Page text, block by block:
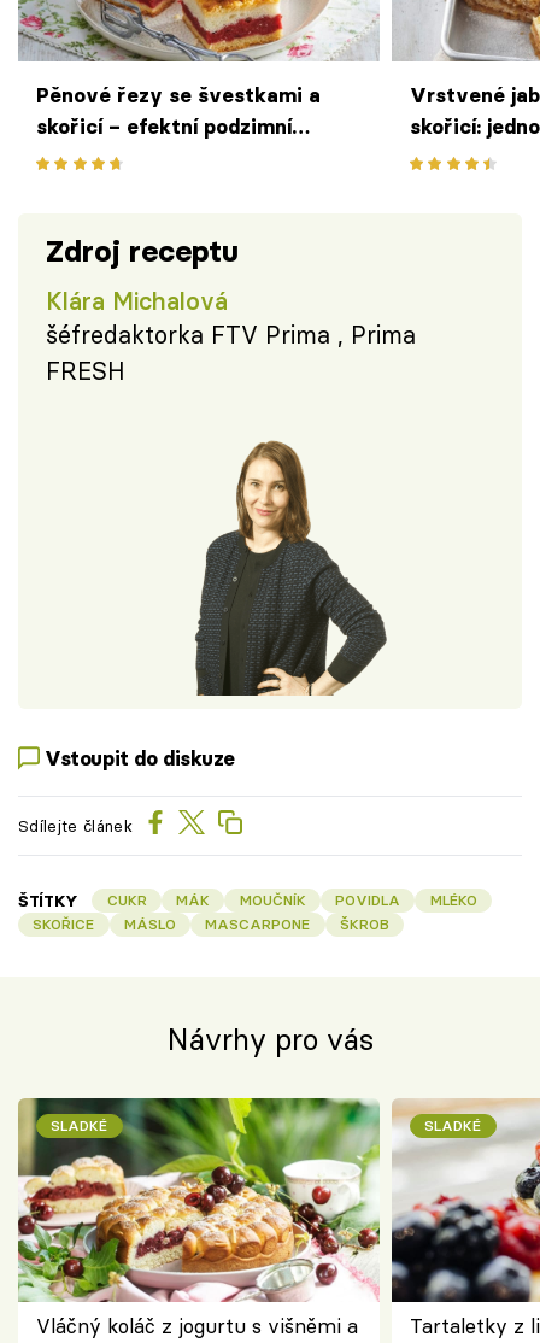
Pěnové řezy se švestkami a
skořicí – efektní podzimní
moučník na plech
Vrstvené
skořicí:
hnětení a
Zdroj receptu
Klára Michalová
šéfredaktorka FTV Prima , Prima
FRESH
Vstoupit do diskuze
Sdílejte článek
ŠTÍTKY CUKR MÁK MOUČNÍK POVIDLA
MLÉKO
SKOŘICE
MÁSLO MASCARPONE ŠKROB
Návrhy pro vás
SLADKÉ
Vláčný koláč z jogurtu s višněmi a
SLADKÉ
Tartaletky z